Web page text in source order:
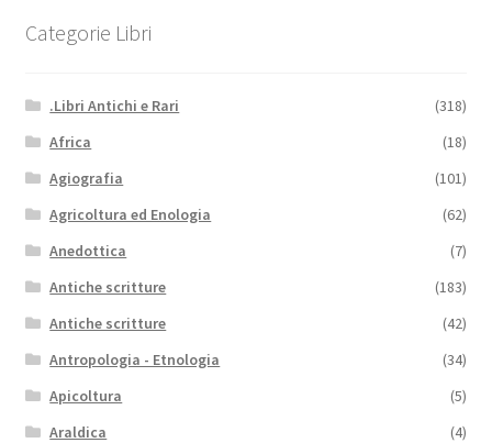
Categorie Libri
.Libri Antichi e Rari
(318)
Africa
(18)
Agiografia
(101)
Agricoltura ed Enologia
(62)
Anedottica
(7)
Antiche scritture
(183)
Antiche scritture
(42)
Antropologia - Etnologia
(34)
Apicoltura
(5)
Araldica
(4)